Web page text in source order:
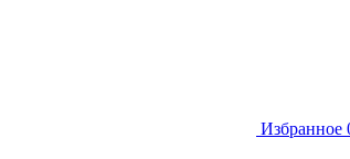
Избранное